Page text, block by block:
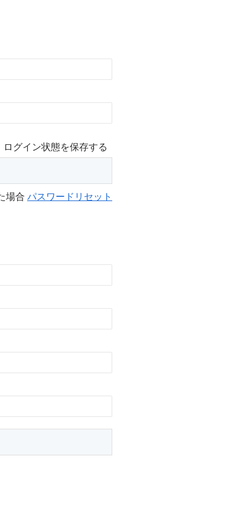
ログイン状態を保存する
場合 パスワードリセット